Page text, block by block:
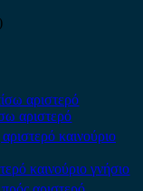
αριστερό
καινούριο γνήσιο